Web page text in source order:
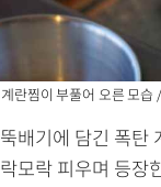
계란찜이 부풀어 오른 모
뚝배기에 담긴 폭탄
락모락 피우며 등장